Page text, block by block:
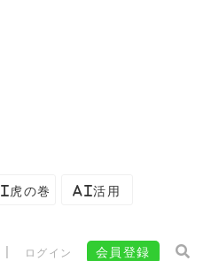
虎の巻 AI活用
ログイン 会員登録